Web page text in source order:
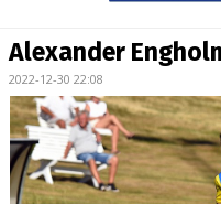
BILDGALLERI
KONTAKT
MATCHER
Alexander
2022-12-30 22:08